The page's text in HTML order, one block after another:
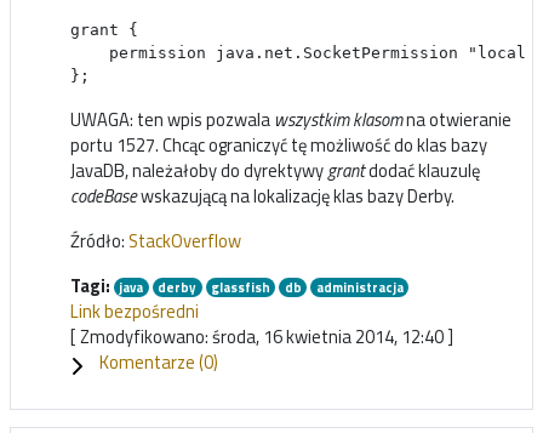
grant {
permission java.net.SocketPermission
};
UWAGA: ten wpis pozwala wszystkim klasomna otwieranie
portu 1527. Chcąc ograniczyć tę możliwość do klas bazy
JavaDB, należałoby do dyrektywygrantdodać klauzulę
codeBasewskazującą na lokalizację klas bazy Derby.
Źródło:StackOverflow
Tagi: java derby glassfish db administracja
Link bezpośredni
[ Zmodyfikowano: środa, 16 kwietnia 2014, 12:40 ]
Komentarze (0)